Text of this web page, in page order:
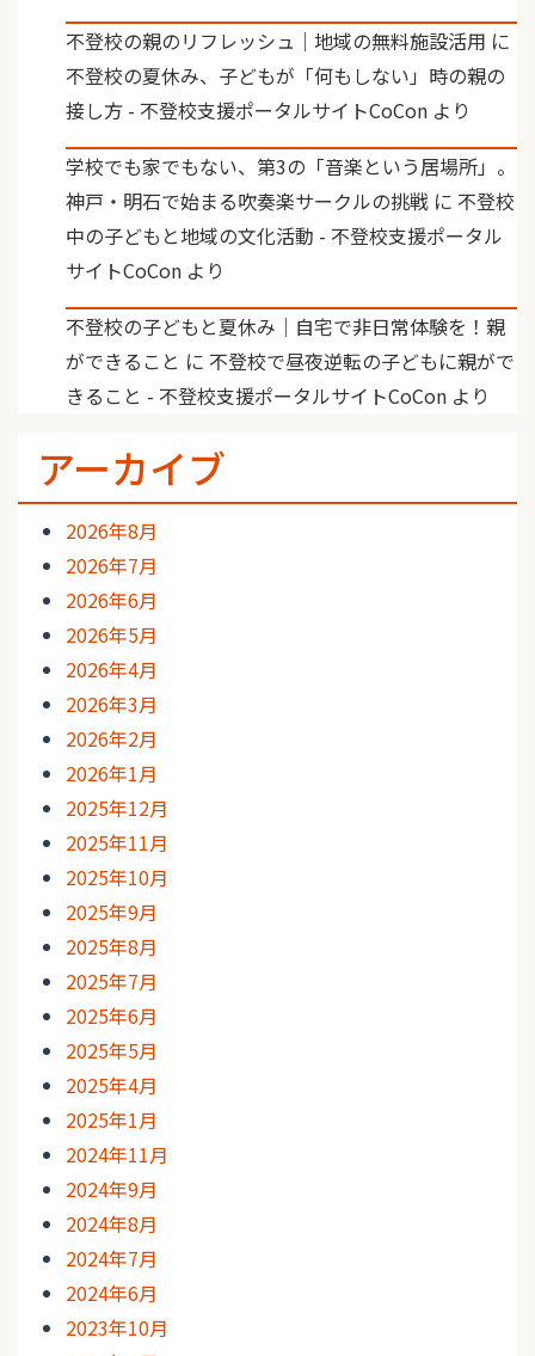
不登校の親のリフレッシュ｜地域の無料施設活用 に
不登校の夏休み、子どもが「何もしない」時の親の
接し方 - 不登校支援ポータルサイトCoCon より
学校でも家でもない、第3の「音楽という居場所」。
神戸・明石で始まる吹奏楽サークルの挑戦 に 不登校
中の子どもと地域の文化活動 - 不登校支援ポータル
サイトCoCon より
不登校の子どもと夏休み｜自宅で非日常体験を！親
ができること に 不登校で昼夜逆転の子どもに親がで
きること - 不登校支援ポータルサイトCoCon より
アーカイブ
2026年8月
2026年7月
2026年6月
2026年5月
2026年4月
2026年3月
2026年2月
2026年1月
2025年12月
2025年11月
2025年10月
2025年9月
2025年8月
2025年7月
2025年6月
2025年5月
2025年4月
2025年1月
2024年11月
2024年9月
2024年8月
2024年7月
2024年6月
2023年10月